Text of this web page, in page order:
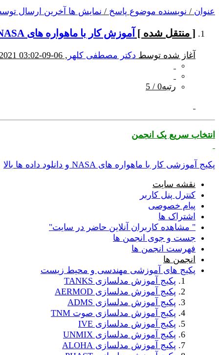
عنوان / نویسنده موضوع پاسخ / نمایش ها آخرین ارسال
[ منتقل شده ] آموزش کار با ماهواره های NASA و نحوه دانلود داده ها
آغاز شده توسط دکتر مصطفی کلهر , 06-09-2021 03:02 PM
رتبه0 / 5
انتخاب سریع یک انجمن
پکیج آموزشی کار با ماهواره های NASA و دانلود داده ها
بالا
نقشه سایت
کنترل پنل کاربر
پیام خصوصی
اشتراک ها
" مشاهده کاربران آنلاین حاضر در سایت"
جست و جوی انجمن ها
فهرست انجمن ها
انجمن ها
پکیج های آموزشی مهندسی و محیط زیست
پکیج آموزش مدلسازی TANKS
پکیج آموزش مدلسازی AERMOD
پکیج آموزش مدلسازی ADMS
پکیج آموزش مدلسازی صوت TNM
پکیج آموزش مدلسازی IVE
پکیج آموزش مدلسازی UNMIX
پکیج آموزش مدلسازی ALOHA